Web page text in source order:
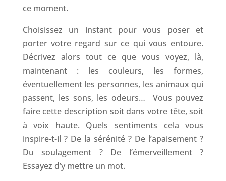
ce moment.
Choisissez un instant pour vous poser et
porter votre regard sur ce qui vous entoure.
Décrivez alors tout ce que vous voyez, là,
maintenant : les couleurs, les formes,
éventuellement les personnes, les animaux qui
passent, les sons, les odeurs… Vous pouvez
faire cette description soit dans votre tête, soit
à voix haute. Quels sentiments cela vous
inspire-t-il ? De la sérénité ? De l’apaisement ?
Du soulagement ? De l’émerveillement ?
Essayez d’y mettre un mot.